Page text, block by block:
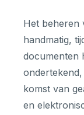
Het beheren
handmatig,
documenten
komst van
en